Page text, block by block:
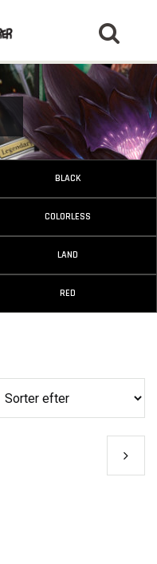
BLACK
COLORLESS
LAND
RED